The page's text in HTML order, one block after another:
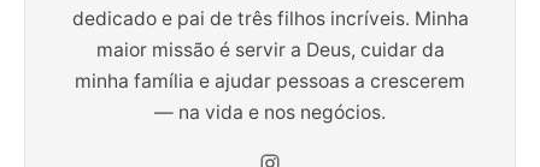
dedicado e pai de três filhos incríveis. Minha
maior missão é servir a Deus, cuidar da
minha família e ajudar pessoas a crescerem
— na vida e nos negócios.